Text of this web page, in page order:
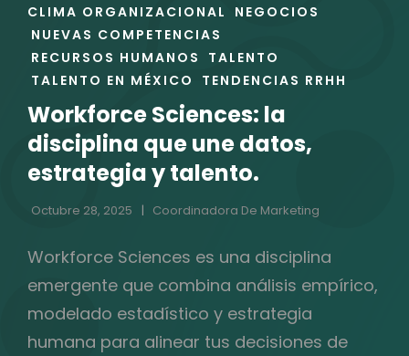
ENLACES
DE
LAS
CATEGORÍAS
CLIMA ORGANIZACIONAL
NEGOCIOS
NUEVAS COMPETENCIAS
RECURSOS HUMANOS
TALENTO
TALENTO EN MÉXICO
TENDENCIAS RRHH
Workforce Sciences: la
disciplina que une datos,
estrategia y talento.
Octubre 28, 2025 Coordinadora De Marketing
Workforce Sciences es una disciplina
emergente que combina análisis empírico,
modelado estadístico y estrategia
humana para alinear tus decisiones de